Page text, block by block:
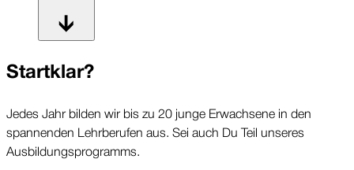
Startklar?
Jedes Jahr bilden wir bis zu 20 junge Erwachsene in den
spannenden Lehrberufen aus. Sei auch Du Teil unseres
Ausbildungsprogramms.